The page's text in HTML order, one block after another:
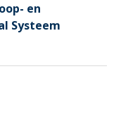
en
Systeem